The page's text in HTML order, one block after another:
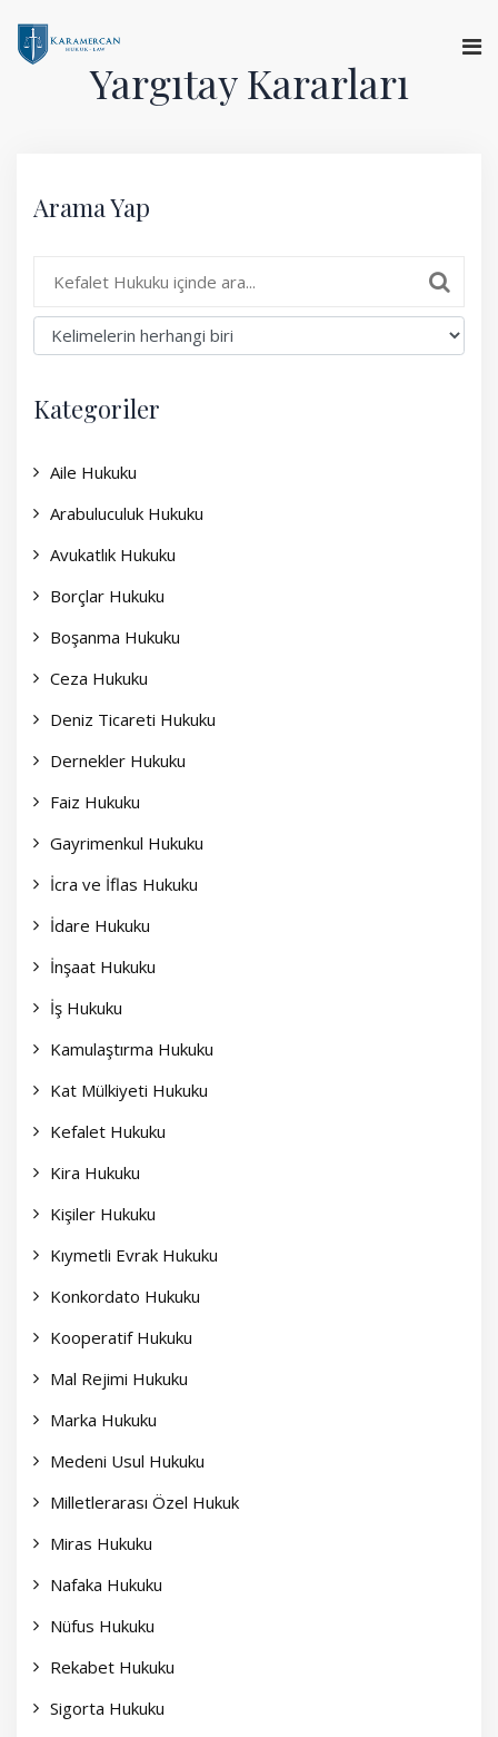
Uzman Görüşü
Yargıtay Kararları
Basında Biz
Yargıtay Kararları
Arama Yap
Kategoriler
Aile Hukuku
Arabuluculuk Hukuku
Avukatlık Hukuku
Borçlar Hukuku
Boşanma Hukuku
Ceza Hukuku
Deniz Ticareti Hukuku
Dernekler Hukuku
Faiz Hukuku
Gayrimenkul Hukuku
İcra ve İflas Hukuku
İdare Hukuku
İnşaat Hukuku
İş Hukuku
Kamulaştırma Hukuku
Kat Mülkiyeti Hukuku
Kefalet Hukuku
Kira Hukuku
Kişiler Hukuku
Kıymetli Evrak Hukuku
Konkordato Hukuku
Kooperatif Hukuku
Mal Rejimi Hukuku
Marka Hukuku
Medeni Usul Hukuku
Milletlerarası Özel Hukuk
Miras Hukuku
Nafaka Hukuku
Nüfus Hukuku
Rekabet Hukuku
Sigorta Hukuku